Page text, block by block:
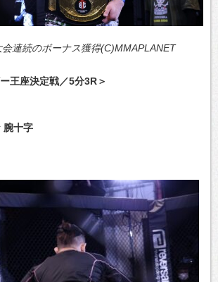
会連続のボーナス獲得(C)MMAPLANET
王座決定戦／5分3R＞
腕十字